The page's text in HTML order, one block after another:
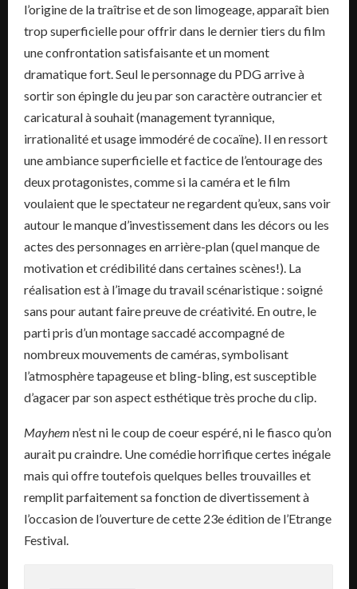
l’origine de la traîtrise et de son limogeage, apparaît bien
trop superficielle pour offrir dans le dernier tiers du film
une confrontation satisfaisante et un moment
dramatique fort. Seul le personnage du PDG arrive à
sortir son épingle du jeu par son caractère outrancier et
caricatural à souhait (management tyrannique,
irrationalité et usage immodéré de cocaïne). Il en ressort
une ambiance superficielle et factice de l’entourage des
deux protagonistes, comme si la caméra et le film
voulaient que le spectateur ne regardent qu’eux, sans voir
autour le manque d’investissement dans les décors ou les
actes des personnages en arrière-plan (quel manque de
motivation et crédibilité dans certaines scènes!). La
réalisation est à l’image du travail scénaristique : soigné
sans pour autant faire preuve de créativité. En outre, le
parti pris d’un montage saccadé accompagné de
nombreux mouvements de caméras, symbolisant
l’atmosphère tapageuse et bling-bling, est susceptible
d’agacer par son aspect esthétique très proche du clip.
Mayhem n’est ni le coup de coeur espéré, ni le fiasco qu’on
aurait pu craindre. Une comédie horrifique certes inégale
mais qui offre toutefois quelques belles trouvailles et
remplit parfaitement sa fonction de divertissement à
l’occasion de l’ouverture de cette 23e édition de l’Etrange
Festival.